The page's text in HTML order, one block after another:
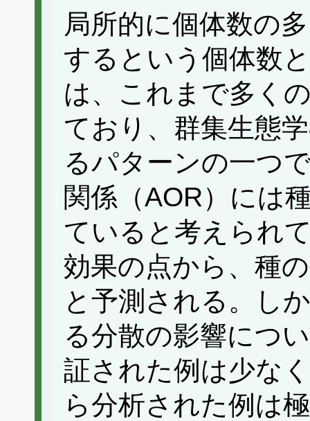
局所的に個体数の
するという個体数
は、これまで多く
ており、群集生態
るパターンの一つ
関係（AOR）には
ていると考えられ
効果の点から、種
と予測される。し
る分散の影響につ
証された例は少な
ら分析された例は